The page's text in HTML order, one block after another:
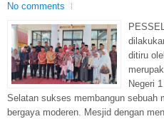
No comments
ditiru
Negeri
Selatan sukses membangun sebuah
bergaya moderen. Mesjid dengan